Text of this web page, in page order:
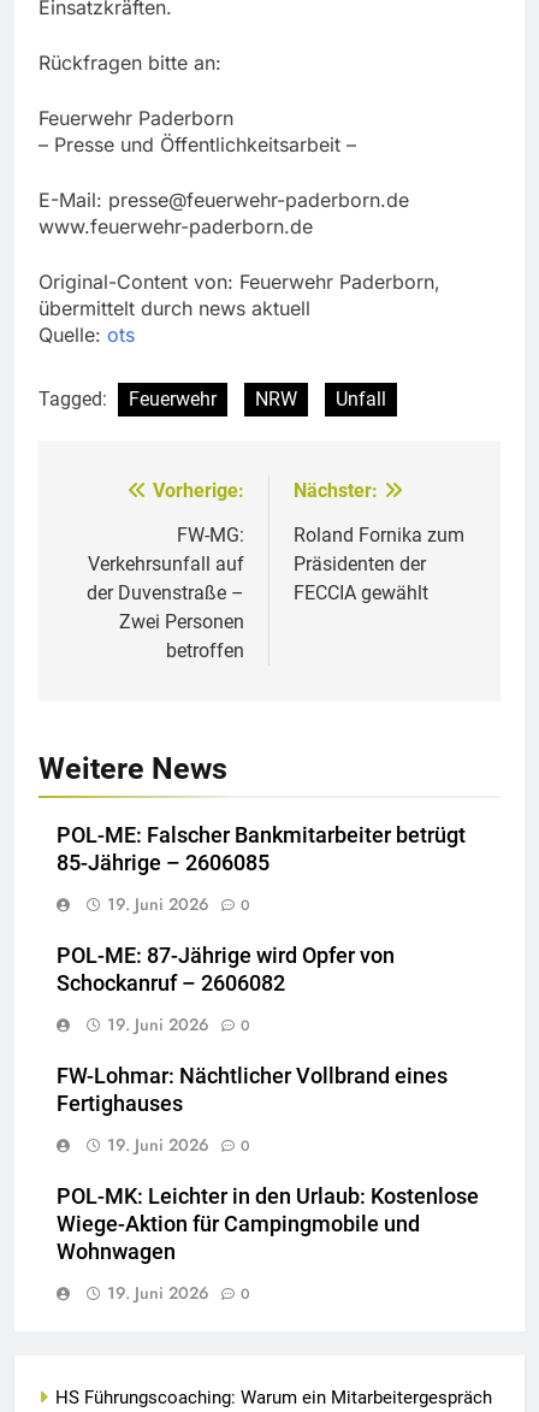
Einsatzkräften.
Rückfragen bitte an:
Feuerwehr Paderborn
– Presse und Öffentlichkeitsarbeit –
E-Mail: presse@feuerwehr-paderborn.de
www.feuerwehr-paderborn.de
Original-Content von: Feuerwehr Paderborn,
übermittelt durch news aktuell
Quelle: ots
Tagged: Feuerwehr NRW Unfall
Beitragsnavigation
Vorherige:
FW-MG:
Verkehrsunfall auf
der Duvenstraße –
Zwei Personen
betroffen
Nächster:
Roland Fornika zum
Präsidenten der
FECCIA gewählt
Weitere News
POL-ME: Falscher Bankmitarbeiter betrügt
85-Jährige – 2606085
19. Juni 2026
0
POL-ME: 87-Jährige wird Opfer von
Schockanruf – 2606082
19. Juni 2026
0
FW-Lohmar: Nächtlicher Vollbrand eines
Fertighauses
19. Juni 2026
0
POL-MK: Leichter in den Urlaub: Kostenlose
Wiege-Aktion für Campingmobile und
Wohnwagen
19. Juni 2026
0
HS Führungscoaching: Warum ein Mitarbeitergespräch